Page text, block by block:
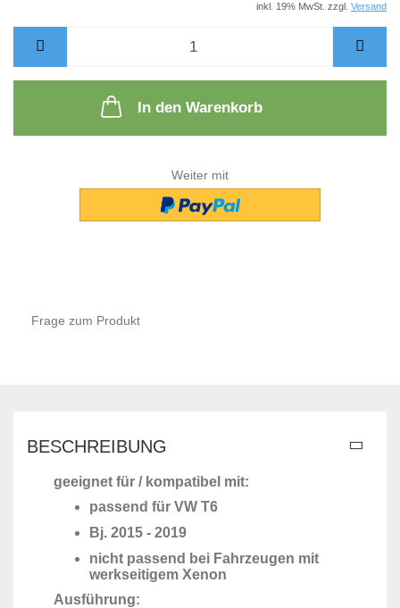
inkl. 19% MwSt. zzgl. Versand
In den Warenkorb
Weiter mit
Frage zum Produkt
BESCHREIBUNG
geeignet für / kompatibel mit:
passend für VW T6
Bj. 2015 - 2019
nicht passend bei Fahrzeugen mit
werkseitigem Xenon
Ausführung: